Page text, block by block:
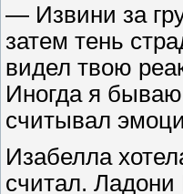
— Извини за
затем тень
видел твою
Иногда я
считывал
Изабелла
считал. Ладони